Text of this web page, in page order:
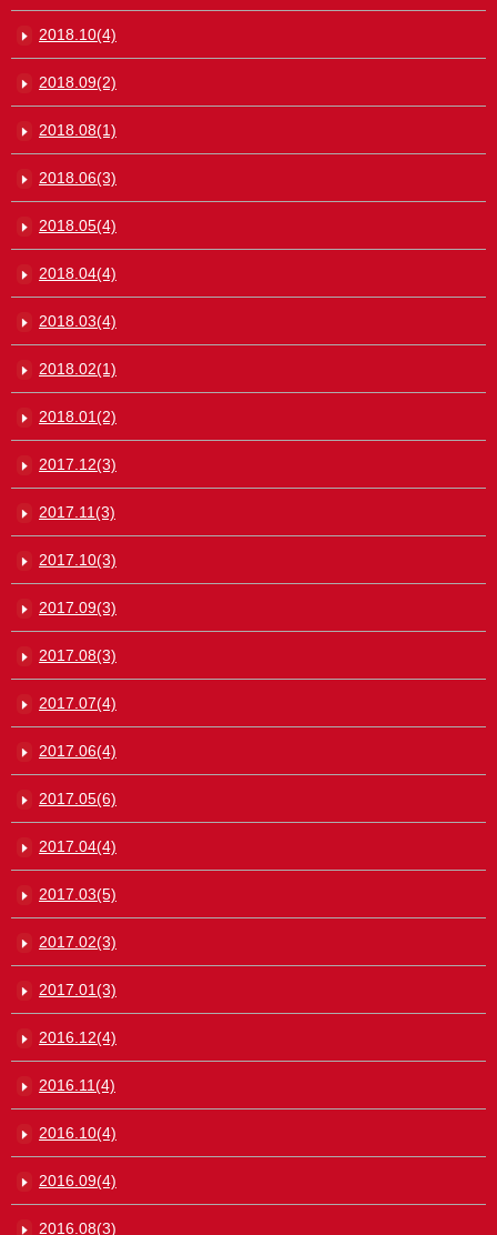
2018.10(4)
2018.09(2)
2018.08(1)
2018.06(3)
2018.05(4)
2018.04(4)
2018.03(4)
2018.02(1)
2018.01(2)
2017.12(3)
2017.11(3)
2017.10(3)
2017.09(3)
2017.08(3)
2017.07(4)
2017.06(4)
2017.05(6)
2017.04(4)
2017.03(5)
2017.02(3)
2017.01(3)
2016.12(4)
2016.11(4)
2016.10(4)
2016.09(4)
2016.08(3)